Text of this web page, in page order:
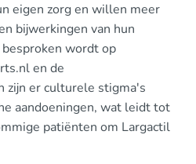
eigen zorg en willen meer
bijwerkingen van hun
wordt op
en de
zijn er culturele stigma's
aandoeningen, wat leidt tot
patiënten om Largactil